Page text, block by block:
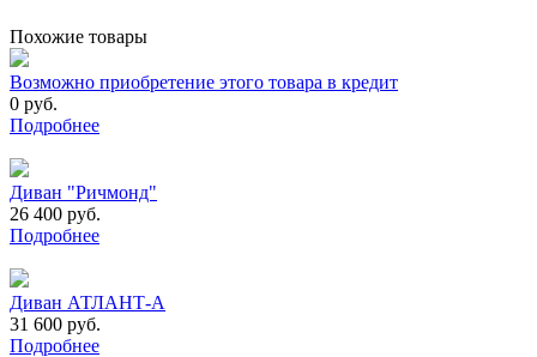
Похожие товары
Возможно приобретение этого товара в кредит
0 руб.
Подробнее
Диван "Ричмонд"
26 400 руб.
Подробнее
Диван АТЛАНТ-А
31 600 руб.
Подробнее